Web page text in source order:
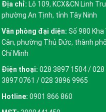
Địa chỉ: Lô 109, KCX&CN Linh
phường An Tịnh, tỉnh Tây Ninh
Văn phòng đại diện: Số 980 Kha
Cân, phường Thủ Đức, thành
Chí Minh
Điện thoại: 028 3897 1504 / 028
3897 0761 / 028 3896 9965
Hotline: 0901 866 860